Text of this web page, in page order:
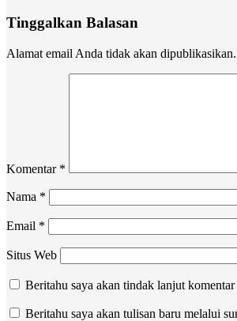
Tinggalkan Balasan
Alamat email Anda tidak akan dipublikasikan.
Komentar *
Nama *
Email *
Situs Web
Beritahu saya akan tindak lanjut
Beritahu saya akan tulisan baru melalui